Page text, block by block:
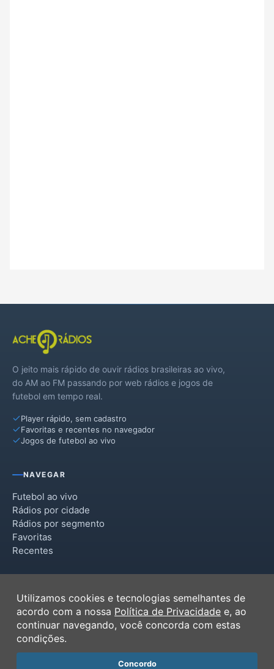
O jeito mais rápido de ouvir rádios brasileiras ao vivo,
do AM ao FM passando por web rádios e jogos de
futebol em tempo real.
Player rápido, sem cadastro
Favoritas e recentes no navegador
Jogos de futebol ao vivo
NAVEGAR
Futebol ao vivo
Rádios por cidade
Rádios por segmento
Favoritas
Recentes
Termos de Uso
Política de Privacidade
Ferramentas
Contato
Utilizamos cookies e tecnologias semelhantes de
acordo com a nossa Política de Privacidade e, ao
continuar navegando, você concorda com estas
condições.
Concordo